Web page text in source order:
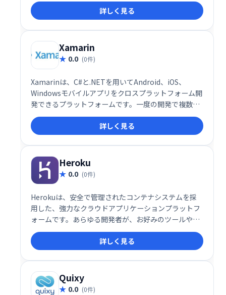
ールです。
詳しく見る
Xamarin
0.0 (0件)
Xamarinは、C#と.NETを用いてAndroid、iOS、
Windowsモバイルアプリをクロスプラットフォーム開
発できるプラットフォームです。一度の開発で複数の
OSに対応するアプリを提供できるため、開発効率を大
幅に向上させます。各プラットフォーム向けの個別開
発が不要な利便性から、開発者やデザイナーに広く利
用されています。コスト削減と迅速な開発を実現した
い企業に最適なソリューションです。
詳しく見る
Heroku
0.0 (0件)
Herokuは、安全で管理されたコンテナシステムを採
用した、強力なクラウドアプリケーションプラットフ
ォームです。あらゆる開発者が、お好みのツールや言
語でアプリ開発・運用が可能。企業に必要な制御と信
頼性を確保しつつ、柔軟性と信頼性を提供します。堅
牢なエコシステムと統合データサービスにより、最新
アプリケーションの導入と保守を簡素化します。様々
な言語に対応し、スムーズな開発ワークフローを実現
します。
詳しく見る
Quixy
0.0 (0件)